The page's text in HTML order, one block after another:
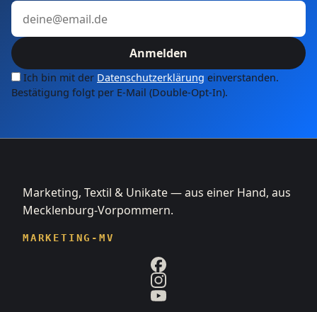
E-Mail-Adresse
Anmelden
Ich bin mit der Datenschutzerklärung einverstanden.
Bestätigung folgt per E-Mail (Double-Opt-In).
Marketing, Textil & Unikate — aus einer Hand, aus
Mecklenburg-Vorpommern.
MARKETING-MV